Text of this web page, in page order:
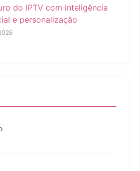
do IPTV com inteligência
e personalização